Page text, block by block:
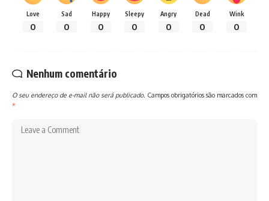
Love
0
Sad
0
Happy
0
Sleepy
0
Angry
0
Dead
0
Wink
0
Nenhum comentário
O seu endereço de e-mail não será publicado. Campos obrigatórios são marcados com
*